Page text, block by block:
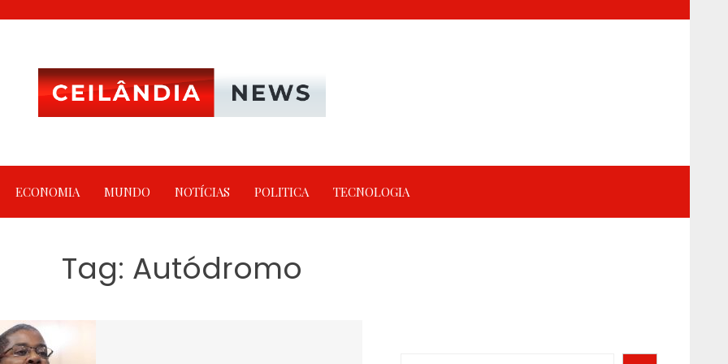
ECONOMIA MUNDO NOTÍCIAS POLITICA TECNOLOGIA
Tag: Autódromo